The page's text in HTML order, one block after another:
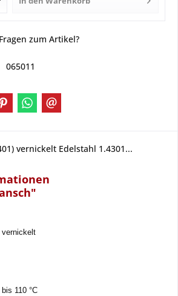
Fragen zum Artikel?
065011
vernickelt Edelstahl 1.4301...
vernickelt
110 °C